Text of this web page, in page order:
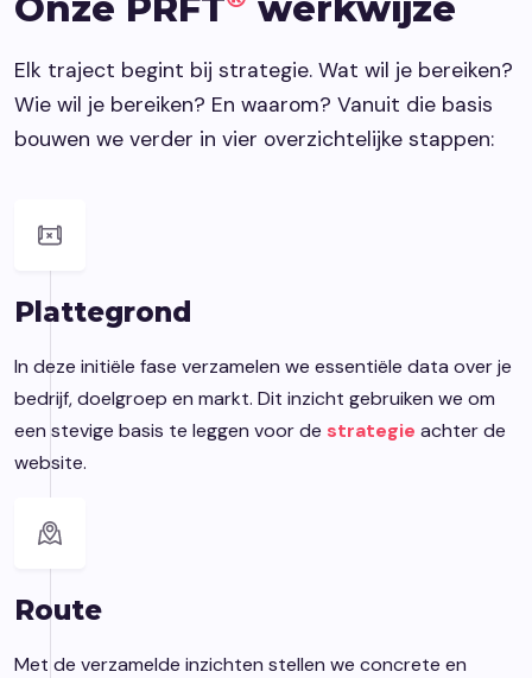
Elk traject begint bij strategie. Wat wil je bereiken?
Wie wil je bereiken? En waarom? Vanuit die basis
bouwen we verder in vier overzichtelijke stappen:
Plattegrond
In deze initiële fase verzamelen we essentiële data over je
bedrijf, doelgroep en markt. Dit inzicht gebruiken we om
een stevige basis te leggen voor de strategie achter de
website.
Route
Met de verzamelde inzichten stellen we concrete en